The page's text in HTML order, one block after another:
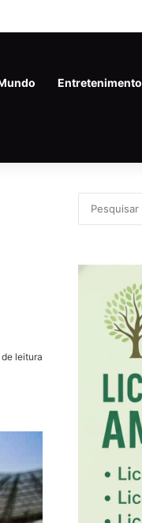
feira (6)
Entretenimento
leitura